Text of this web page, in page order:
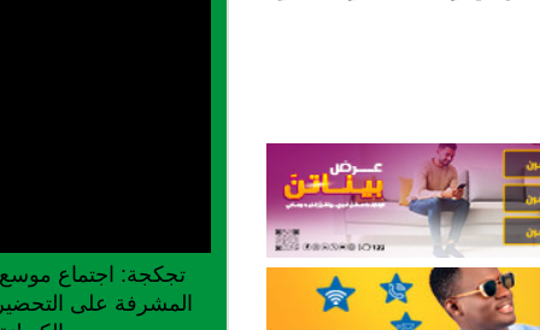
تجكجة: اجتماع موسع للجنة الجهوية
المشرفة على التحضير لإطلاق موسم